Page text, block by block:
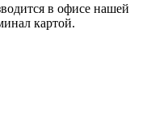
в офисе нашей
картой.